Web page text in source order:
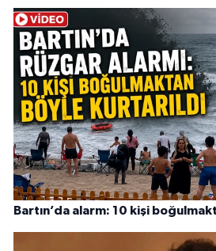
Bartın’da alarm: 10 kişi